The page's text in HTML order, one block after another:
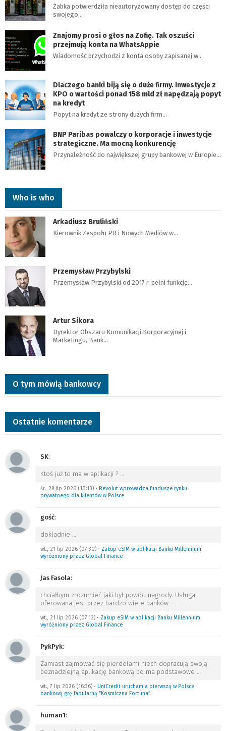
Żabka potwierdziła nieautoryzowany dostęp do części
swojego…
Znajomy prosi o głos na Zofię. Tak oszuści
przejmują konta na WhatsAppie
Wiadomość przychodzi z konta osoby zapisanej w…
Dlaczego banki biją się o duże firmy. Inwestycje z
KPO o wartości ponad 158 mld zł napędzają popyt
na kredyt
Popyt na kredyt ze strony dużych firm…
BNP Paribas powalczy o korporacje i inwestycje
strategiczne. Ma mocną konkurencję
Przynależność do największej grupy bankowej w Europie…
Who is who
Arkadiusz Bruliński
Kierownik Zespołu PR i Nowych Mediów w…
Przemysław Przybylski
Przemysław Przybylski od 2017 r. pełni funkcję…
Artur Sikora
Dyrektor Obszaru Komunikacji Korporacyjnej i
Marketingu, Bank…
O tym mówią bankowcy
Ostatnie komentarze
SK:
Ktoś już to ma w aplikacji ? …
śr., 29 lip 2026 (10:13) • Revolut wprowadza fundusze rynku
prywatnego dla klientów w Polsce
gość:
dokładnie …
wt., 21 lip 2026 (07:30) • Zakup eSIM w aplikacji Banku Millennium
wyróżniony przez Global Finance
Jas Fasola:
chciałbym zrozumieć jaki był powód nagrody. Usługa
oferowana jest przez bardzo wiele banków. …
wt., 21 lip 2026 (07:12) • Zakup eSIM w aplikacji Banku Millennium
wyróżniony przez Global Finance
PykPyk:
Zamiast zajmować się pierdołami niech dopracują swoją
beznadziejną aplikację bankową bo ma podstawowe …
wt., 7 lip 2026 (16:36) • UniCredit uruchamia pierwszą w Polsce
bankową grę fabularną “Kosmiczna Fortuna”
human1: